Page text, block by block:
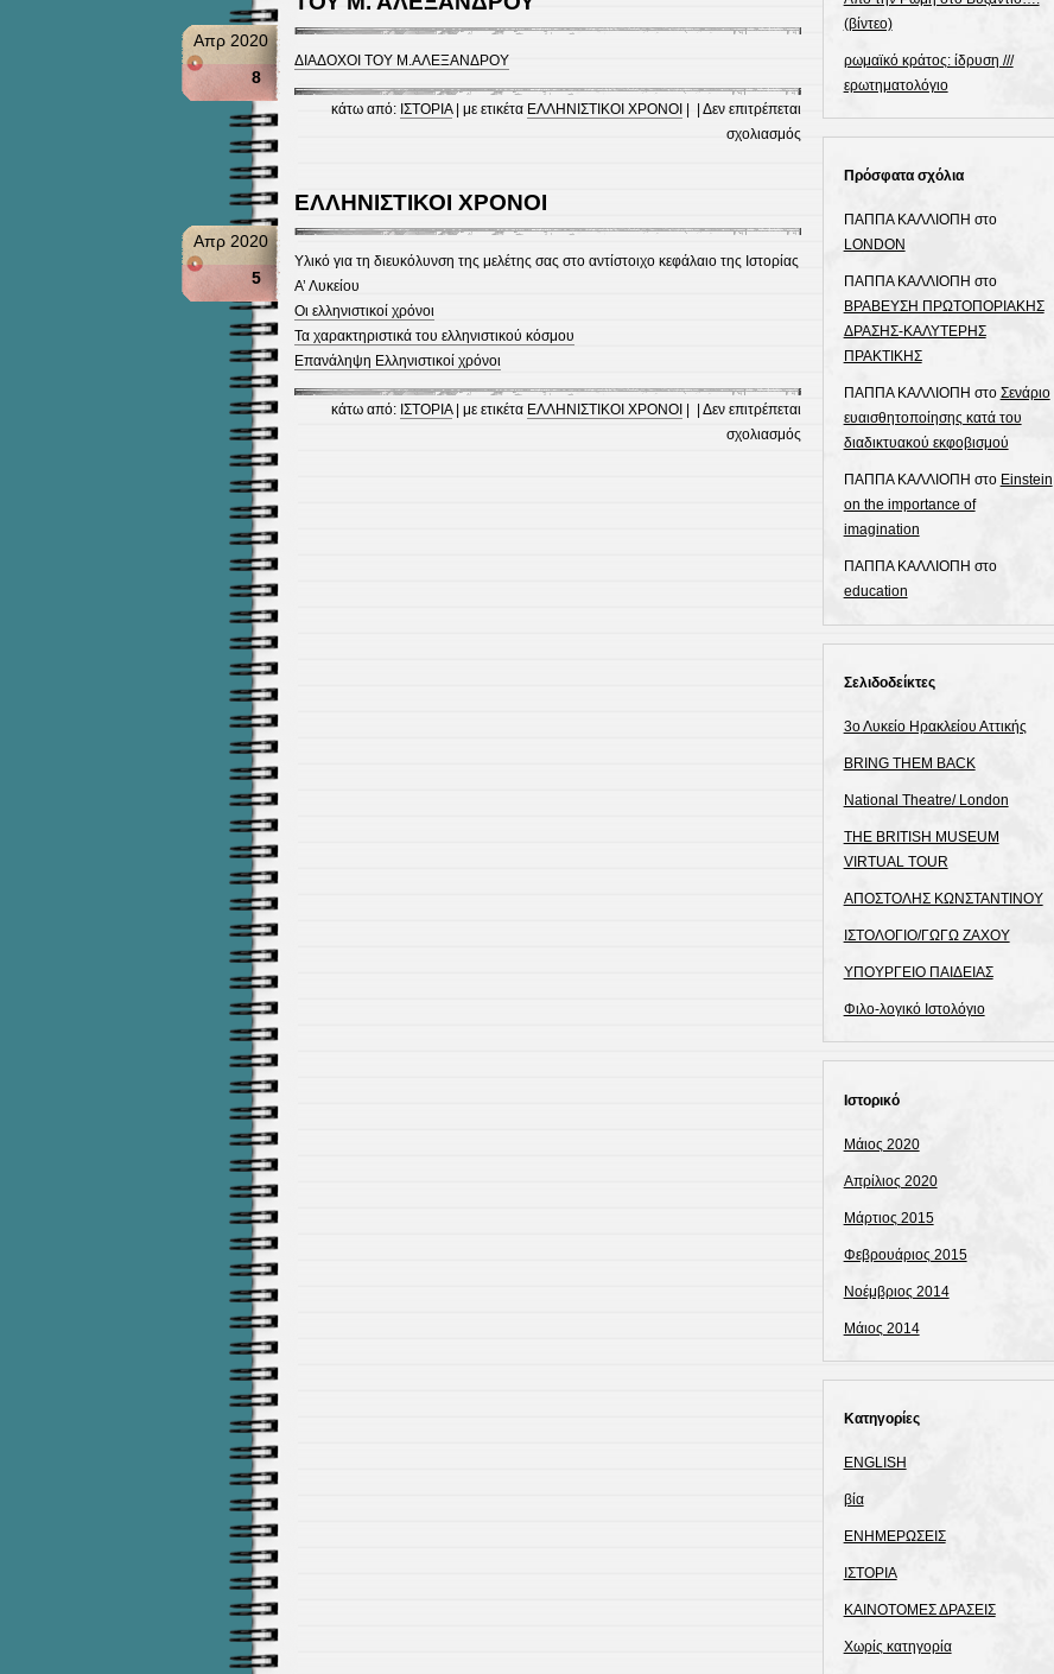
συμπλήρωση
προτάσεων
Απρ 2020
8
ΔΙΑΔΟΧΟΙ ΤΟΥ Μ.ΑΛΕΞΑΝΔΡΟΥ
κάτω από: ΙΣΤΟΡΙΑ| με ετικέτα ΕΛΛΗΝΙΣΤΙΚΟΙ ΧΡΟΝΟΙ
Δεν επιτρέπεται
σχολιασμόςστο
ΜΕΤΑ
ΘΑΝΑΤΟ
ΑΛΕΞΑΝΔΡΟΥ
ΕΛΛΗΝΙΣΤΙΚΟΙ ΧΡΟΝΟΙ
Απρ 2020
5
Υλικό για τη διευκόλυνση της μελέτης σας στο αντίστοιχο κεφάλαιο της Ιστορίας
Α’ Λυκείου
Οι ελληνιστικοί χρόνοι
Τα χαρακτηριστικά του ελληνιστικού κόσμου
Επανάληψη Ελληνιστικοί χρόνοι
κάτω από: ΙΣΤΟΡΙΑ| με ετικέτα ΕΛΛΗΝΙΣΤΙΚΟΙ ΧΡΟΝΟΙ
Δεν επιτρέπεται
σχολιασμόςστο
ΧΡΟΝΟΙ
(βίντεο)
ρωμαϊκό κράτος: ίδρυση ///
ερωτηματολόγιο
Πρόσφατα σχόλια
ΠΑΠΠΑ ΚΑΛΛΙΟΠΗ στο
LONDON
ΠΑΠΠΑ ΚΑΛΛΙΟΠΗ στο
ΒΡΑΒΕΥΣΗ ΠΡΩΤΟΠΟΡΙΑΚΗΣ
ΔΡΑΣΗΣ-ΚΑΛΥΤΕΡΗΣ
ΠΡΑΚΤΙΚΗΣ
ΠΑΠΠΑ ΚΑΛΛΙΟΠΗ στο Σενάριο
ευαισθητοποίησης κατά του
διαδικτυακού εκφοβισμού
ΠΑΠΠΑ ΚΑΛΛΙΟΠΗ στο Einstein
on the importance of
imagination
ΠΑΠΠΑ ΚΑΛΛΙΟΠΗ στο
education
Σελιδοδείκτες
3ο Λυκείο Ηρακλείου Αττικής
BRING THEM BACK
National Theatre/ London
THE BRITISH MUSEUM
VIRTUAL TOUR
ΑΠΟΣΤΟΛΗΣ ΚΩΝΣΤΑΝΤΙΝΟΥ
ΙΣΤΟΛΟΓΙΟ/ΓΩΓΩ ΖΑΧΟΥ
ΥΠΟΥΡΓΕΙΟ ΠΑΙΔΕΙΑΣ
Φιλο-λογικό Ιστολόγιο
Ιστορικό
Μάιος 2020
Απρίλιος 2020
Μάρτιος 2015
Φεβρουάριος 2015
Νοέμβριος 2014
Μάιος 2014
Kατηγορίες
ENGLISH
βία
ΕΝΗΜΕΡΩΣΕΙΣ
ΙΣΤΟΡΙΑ
ΚΑΙΝΟΤΟΜΕΣ ΔΡΑΣΕΙΣ
Χωρίς κατηγορία